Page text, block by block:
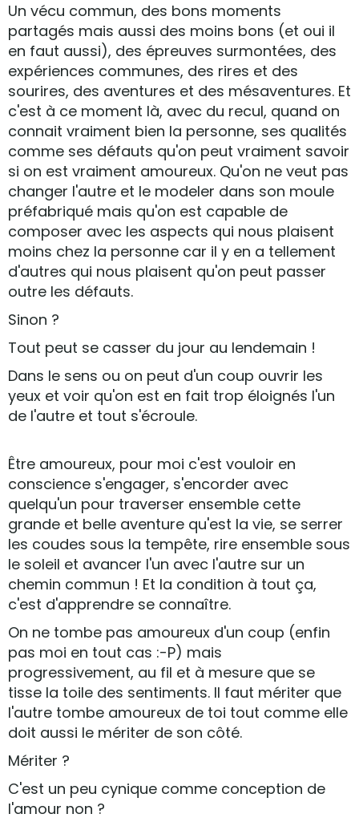
Un vécu commun, des bons moments
partagés mais aussi des moins bons (et oui il
en faut aussi), des épreuves surmontées, des
expériences communes, des rires et des
sourires, des aventures et des mésaventures. Et
c'est à ce moment là, avec du recul, quand on
connait vraiment bien la personne, ses qualités
comme ses défauts qu'on peut vraiment savoir
si on est vraiment amoureux. Qu'on ne veut pas
changer l'autre et le modeler dans son moule
préfabriqué mais qu'on est capable de
composer avec les aspects qui nous plaisent
moins chez la personne car il y en a tellement
d'autres qui nous plaisent qu'on peut passer
outre les défauts.
Sinon ?
Tout peut se casser du jour au lendemain !
Dans le sens ou on peut d'un coup ouvrir les
yeux et voir qu'on est en fait trop éloignés l'un
de l'autre et tout s'écroule.
Être amoureux, pour moi c'est vouloir en
conscience s'engager, s'encorder avec
quelqu'un pour traverser ensemble cette
grande et belle aventure qu'est la vie, se serrer
les coudes sous la tempête, rire ensemble sous
le soleil et avancer l'un avec l'autre sur un
chemin commun ! Et la condition à tout ça,
c'est d'apprendre se connaître.
On ne tombe pas amoureux d'un coup (enfin
pas moi en tout cas :-P) mais
progressivement, au fil et à mesure que se
tisse la toile des sentiments. Il faut mériter que
l'autre tombe amoureux de toi tout comme elle
doit aussi le mériter de son côté.
Mériter ?
C'est un peu cynique comme conception de
l'amour non ?